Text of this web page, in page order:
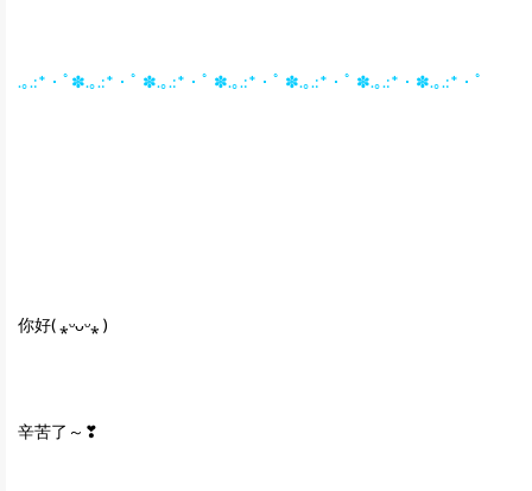
.｡.:*・ﾟ✽.｡.:*・ﾟ ✽.｡.:*・ﾟ ✽.｡.:*・ﾟ ✽.｡.:*・ﾟ ✽.｡.:*・✽.｡.:*・ﾟ
你好(⁎ᵕᴗᵕ⁎ )
辛苦了～❣